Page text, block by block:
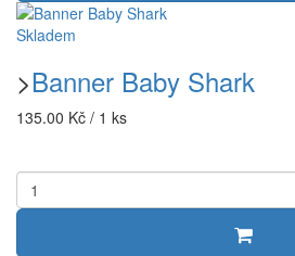
Skladem
>Banner Baby Shark
135.00 Kč / 1 ks